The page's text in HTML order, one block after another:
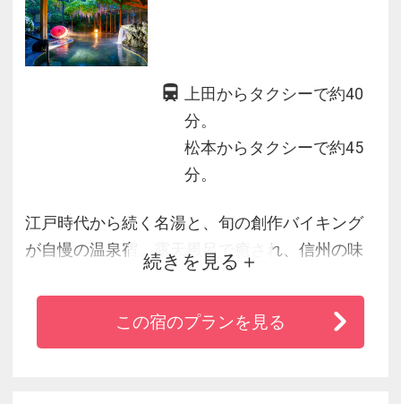
食事はバイキング形式で地元野菜を中心とした
上田からタクシーで約40
分。
松本からタクシーで約45
分。
江戸時代から続く名湯と、旬の創作バイキング
が自慢の温泉宿。露天風呂で癒され、信州の味
覚を心ゆくまで堪能できます。
続きを見る
この宿のプランを見る